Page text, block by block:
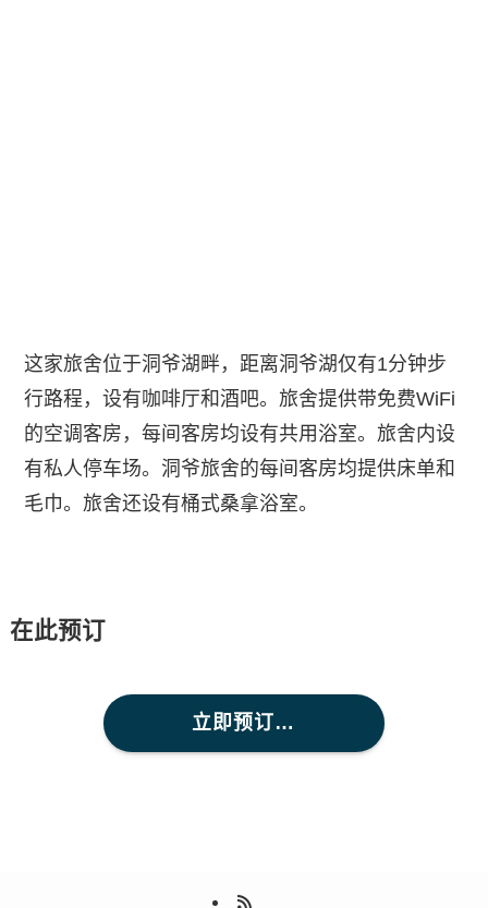
这家旅舍位于洞爷湖畔，距离洞爷湖仅有1分钟步
行路程，设有咖啡厅和酒吧。旅舍提供带免费WiFi
的空调客房，每间客房均设有共用浴室。旅舍内设
有私人停车场。洞爷旅舍的每间客房均提供床单和
毛巾。旅舍还设有桶式桑拿浴室。
在此预订
立即预订…